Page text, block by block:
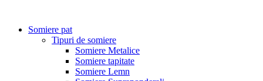
Somiere pat
Tipuri de somiere
Somiere Metalice
Somiere tapitate
Somiere Lemn